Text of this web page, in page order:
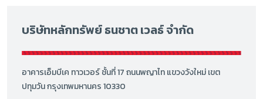
บริษัทหลักทรัพย์ ธนชาต เวลธ์ จำกัด
อาคารเอ็มบีเค ทาวเวอร์ ชั้นที่ 17 ถนนพญาไท แขวงวังใหม่ เขต
ปทุมวัน กรุงเทพมหานคร 10330